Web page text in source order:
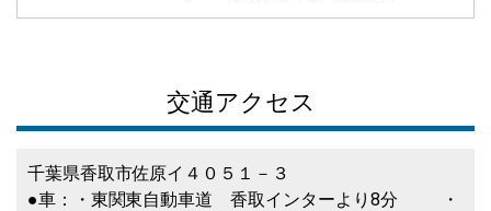
交通アクセス
千葉県香取市佐原イ４０５１－３
●車：・東関東自動車道 香取インターより8分 ・